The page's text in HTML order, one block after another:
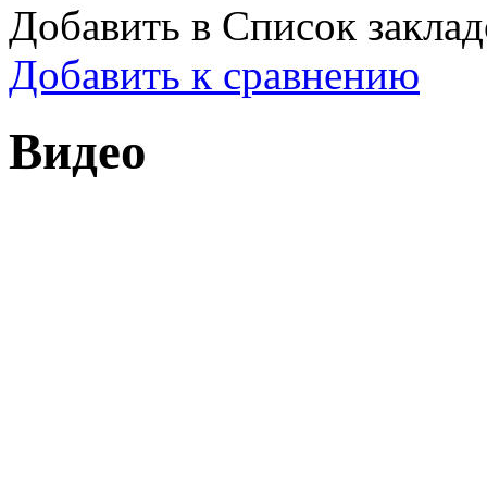
Добавить в Список
Добавить к сравнению
Видео